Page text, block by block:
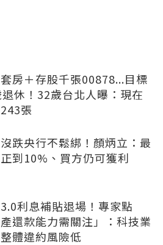
房＋存股千張00878...目標
休！32歲台北人曝：現在
張
跌央行不鬆綁！顏炳立：最
到10%、買方仍可獲利
利息補貼退場！專家點
產還款能力需關注」：科技業
體違約風險低